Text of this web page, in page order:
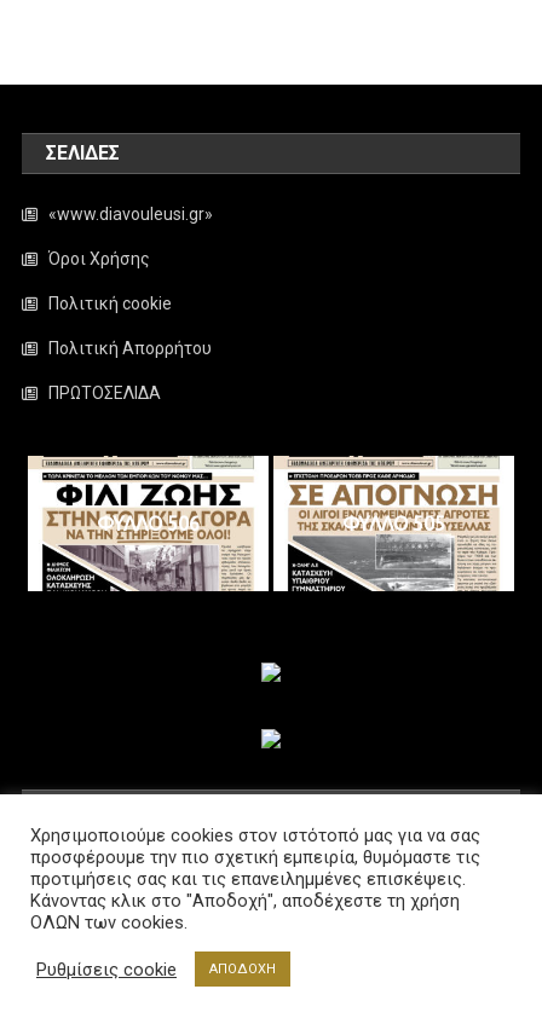
ΣΕΛΊΔΕΣ
«www.diavouleusi.gr»
Όροι Χρήσης
Πολιτική cookie
Πολιτική Απορρήτου
ΠΡΩΤΟΣΕΛΙΔΑ
ΦΥΛΛΟ 506 ΦΥΛΛΟ 505
Διαβούλευση @2021 Powered by www.lab-net.gr
Χρησιμοποιούμε cookies στον ιστότοπό μας για να σας
προσφέρουμε την πιο σχετική εμπειρία, θυμόμαστε τις
προτιμήσεις σας και τις επανειλημμένες επισκέψεις.
Κάνοντας κλικ στο "Αποδοχή", αποδέχεστε τη χρήση
ΟΛΩΝ των cookies.
Ρυθμίσεις cookie ΑΠΟΔΟΧΗ